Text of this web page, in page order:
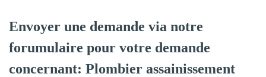
Envoyer une demande via notre
forumulaire pour votre demande
concernant: Plombier assainissement